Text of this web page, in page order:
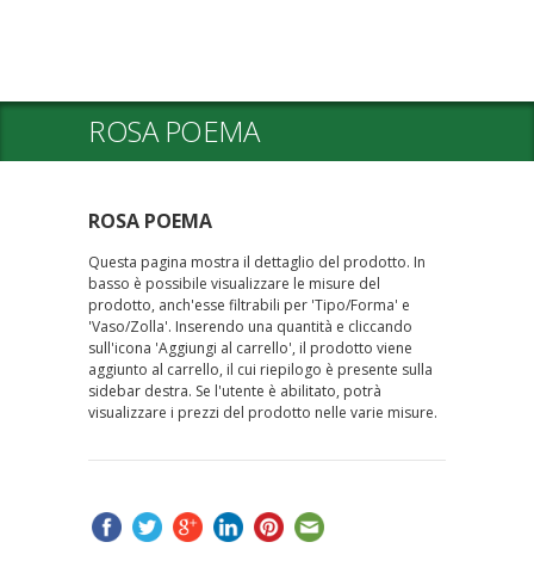
ROSA POEMA
ROSA POEMA
Questa pagina mostra il dettaglio del prodotto. In
basso è possibile visualizzare le misure del
prodotto, anch'esse filtrabili per 'Tipo/Forma' e
'Vaso/Zolla'. Inserendo una quantità e cliccando
sull'icona 'Aggiungi al carrello', il prodotto viene
aggiunto al carrello, il cui riepilogo è presente sulla
sidebar destra. Se l'utente è abilitato, potrà
visualizzare i prezzi del prodotto nelle varie misure.